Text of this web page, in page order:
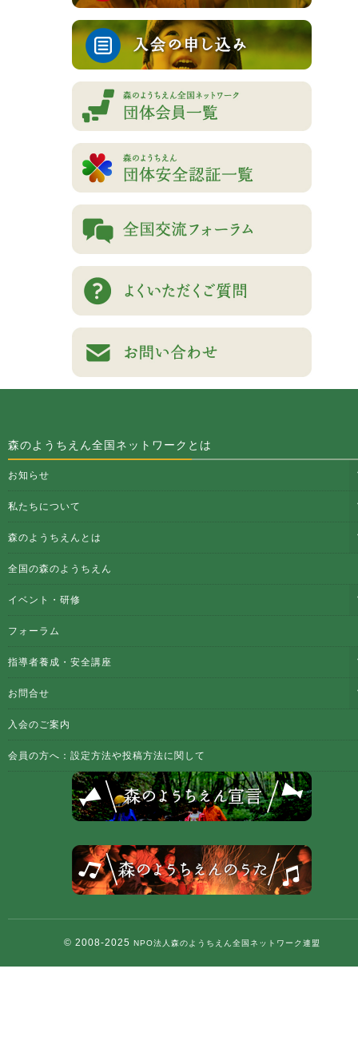
森のようちえん全国ネットワークとは
お知らせ
私たちについて
森のようちえんとは
全国の森のようちえん
イベント・研修
フォーラム
指導者養成・安全講座
お問合せ
入会のご案内
会員の方へ：設定方法や投稿方法に関して
© 2008-2025 NPO法人森のようちえん全国ネットワーク連盟